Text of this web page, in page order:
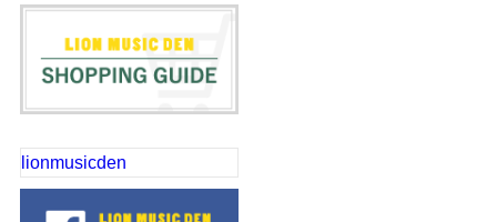
lionmusicden